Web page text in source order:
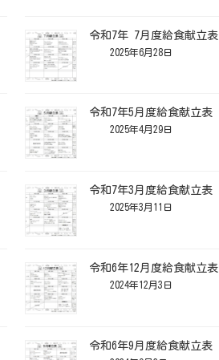
令和7年 7月度給食献立表
2025年6月28日
令和7年5月度給食献立表
2025年4月29日
令和7年3月度給食献立表
2025年3月11日
令和6年12月度給食献立表
2024年12月3日
令和6年9月度給食献立表